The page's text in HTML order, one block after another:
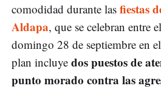
comodidad durante las fiestas
Aldapa, que se celebran entre
domingo 28 de septiembre en el
plan incluye dos puestos de
punto morado contra las